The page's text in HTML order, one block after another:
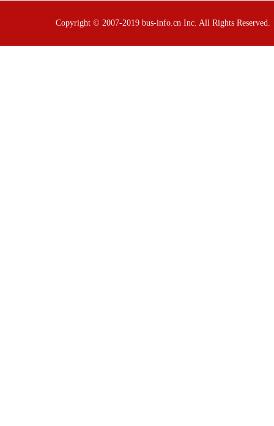
Copyright © 2007-2019 bus-info.cn Inc. All Rights